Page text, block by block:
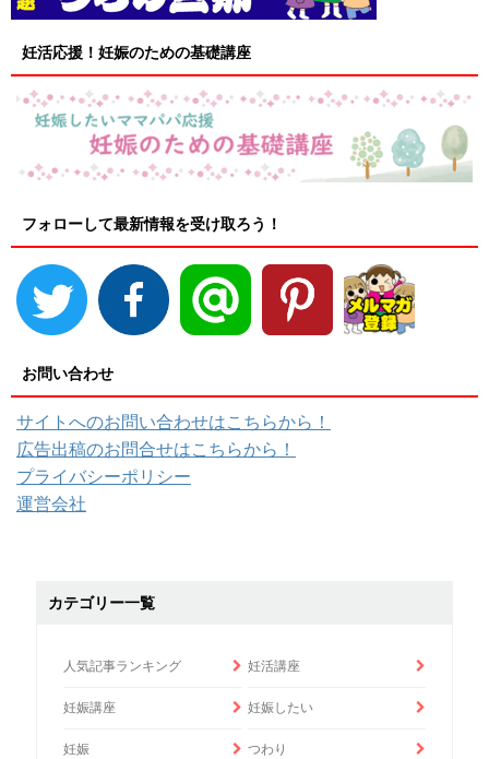
妊活応援！妊娠のための基礎講座
フォローして最新情報を受け取ろう！
お問い合わせ
サイトへのお問い合わせはこちらから！
広告出稿のお問合せはこちらから！
プライバシーポリシー
運営会社
カテゴリー一覧
人気記事ランキング 妊活講座
妊娠講座 妊娠したい
妊娠 つわり